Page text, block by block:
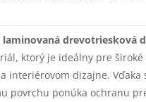
laminovaná drevotriesková
ktorý je ideálny pre široké
interiérovom dizajne. Vďaka
povrchu ponúka ochranu